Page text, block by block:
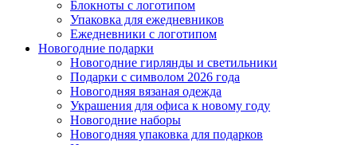
Блокноты с логотипом
Упаковка для ежедневников
Ежедневники с логотипом
Новогодние подарки
Новогодние гирлянды и светильники
Подарки с символом 2026 года
Новогодняя вязаная одежда
Украшения для офиса к новому году
Новогодние наборы
Новогодняя упаковка для подарков